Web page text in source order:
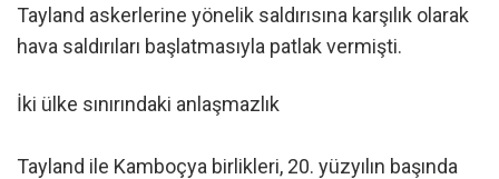
Tayland askerlerine yönelik saldırısına karşılık olarak
hava saldırıları başlatmasıyla patlak vermişti.
İki ülke sınırındaki anlaşmazlık
Tayland ile Kamboçya birlikleri, 20. yüzyılın başında